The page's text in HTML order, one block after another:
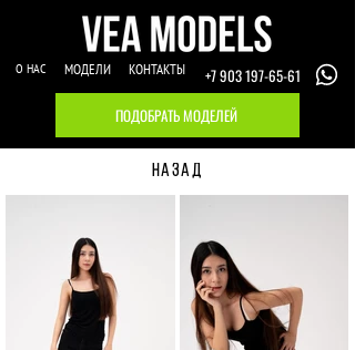
О НАС МОДЕЛИ КОНТАКТЫ
+7 903 197-65-61
ПОДОБРАТЬ МОДЕЛЕЙ
НАЗАД